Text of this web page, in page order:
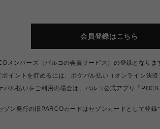
会員登録はこちら
メンバーズ（パルコの会員サービス）の登録となりま
イントを貯めるには、ポケパル払い（オンライン決済
パル払いをご利用の場合は、パルコ公式アプリ「
ゾン発行の旧PARCOカードはセゾンカードとして登録